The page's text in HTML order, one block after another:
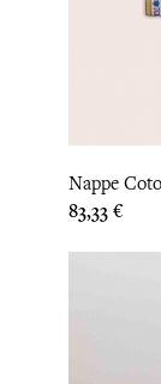
Nappe
Prix
83,33 €